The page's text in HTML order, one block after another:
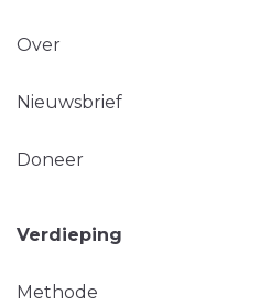
Over
Nieuwsbrief
Doneer
Verdieping
Methode